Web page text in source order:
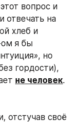
вопрос и
отвечать на
хлеб и
ом я бы
», но
гордости),
не человек.
отстучав своё